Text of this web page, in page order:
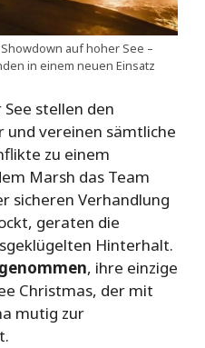
auf hoher See –
in einem neuen Einsatz
stellen den
und vereinen sämtliche
zu einem
Marsh das Team
sicheren Verhandlung
geraten die
Hinterhalt.
, ihre einzige
Christmas, der mit
mutig zur